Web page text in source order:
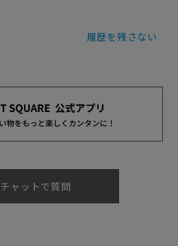
履歴を残さない
チャットで質問